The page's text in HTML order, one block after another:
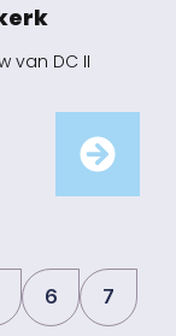
van DC II
6 7